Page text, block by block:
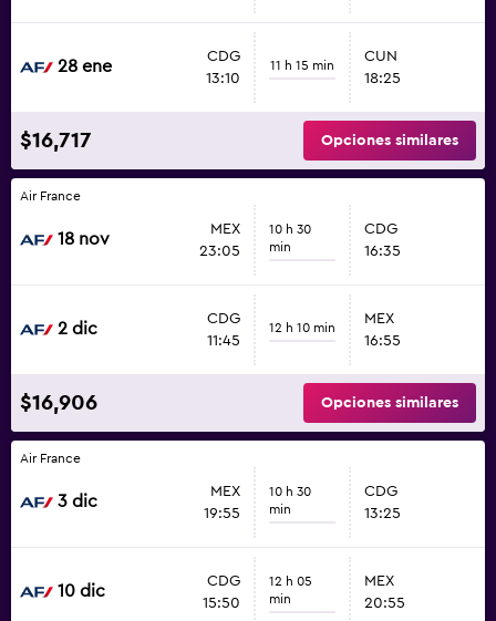
28 ene
CDG
13:10
11 h 15 min
CUN
18:25
$16,717 Opciones similares
Air France
18 nov
MEX
23:05
10 h 30
min
CDG
16:35
2 dic
CDG
11:45
12 h 10 min
MEX
16:55
$16,906 Opciones similares
Air France
3 dic
MEX
19:55
10 h 30
min
CDG
13:25
10 dic
CDG
15:50
12 h 05
min
MEX
20:55